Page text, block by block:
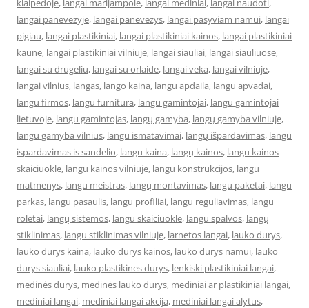
klaipedoje, langai marijampole, langai mediniai, langai naudoti,
langai panevezyje, langai panevezys, langai pasyviam namui, langai
pigiau, langai plastikiniai, langai plastikiniai kainos, langai plastikiniai
kaune, langai plastikiniai vilniuje, langai siauliai, langai siauliuose,
langai su drugeliu, langai su orlaide, langai veka, langai vilniuje,
langai vilnius, langas, lango kaina, langu apdaila, langu apvadai,
langu firmos, langu furnitura, langu gamintojai, langu gamintojai
lietuvoje, langu gamintojas, langų gamyba, langų gamyba vilniuje,
langu gamyba vilnius, langu ismatavimai, langų išpardavimas, langu
ispardavimas is sandelio, langu kaina, langų kainos, langu kainos
skaiciuokle, langu kainos vilniuje, langu konstrukcijos, langu
matmenys, langu meistras, langų montavimas, langu paketai, langu
parkas, langu pasaulis, langu profiliai, langu reguliavimas, langu
roletai, langų sistemos, langu skaiciuokle, langu spalvos, langų
stiklinimas, langu stiklinimas vilniuje, larnetos langai, lauko durys,
lauko durys kaina, lauko durys kainos, lauko durys namui, lauko
durys siauliai, lauko plastikines durys, lenkiski plastikiniai langai,
medinės durys, medinės lauko durys, mediniai ar plastikiniai langai,
mediniai langai, mediniai langai akcija, mediniai langai alytus,